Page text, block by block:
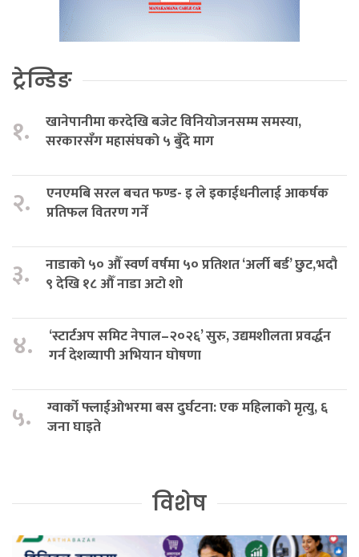
ट्रेन्डिङ
१.
खानेपानीमा करदेखि बजेट विनियोजनसम्म समस्या,
सरकारसँग महासंघको ५ बुँदे माग
२.
एनएमबि सरल बचत फण्ड- इ ले इकाईधनीलाई आकर्षक
प्रतिफल वितरण गर्ने
३.
नाडाको ५० औँ स्वर्ण वर्षमा ५० प्रतिशत ‘अर्ली बर्ड’ छुट,भदौ
९ देखि १८ औँ नाडा अटो शो
४.
‘स्टार्टअप समिट नेपाल–२०२६’ सुरु, उद्यमशीलता प्रवर्द्धन
गर्न देशव्यापी अभियान घोषणा
५.
ग्वार्को फ्लाईओभरमा बस दुर्घटना: एक महिलाको मृत्यु, ६
जना घाइते
विशेष